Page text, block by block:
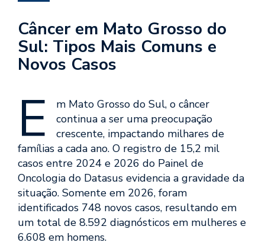
Câncer em Mato Grosso do
Sul: Tipos Mais Comuns e
Novos Casos
E
m Mato Grosso do Sul, o câncer
continua a ser uma preocupação
crescente, impactando milhares de
famílias a cada ano. O registro de 15,2 mil
casos entre 2024 e 2026 do Painel de
Oncologia do Datasus evidencia a gravidade da
situação. Somente em 2026, foram
identificados 748 novos casos, resultando em
um total de 8.592 diagnósticos em mulheres e
6.608 em homens.